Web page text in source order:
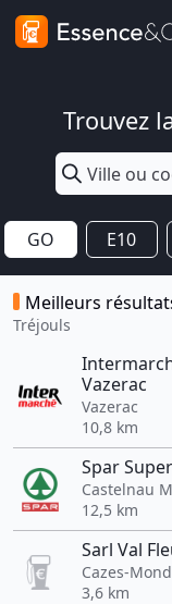
Trouvez
GO E10
Meilleurs
Tréjouls
Vazerac
Vazerac
10,8 km
Spar
Castelnau
12,5 km
Sarl Val
Cazes-
3,6 km